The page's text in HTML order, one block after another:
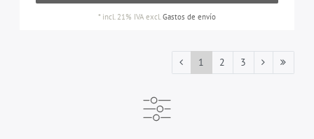
* incl. 21% IVA excl. Gastos de envío
1 2 3